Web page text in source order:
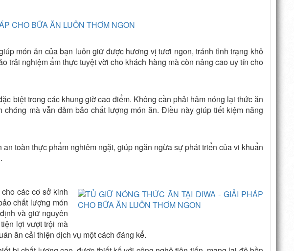
món ăn của bạn luôn giữ được hương vị tươi ngon, tránh tình trạng khô
trải nghiệm ẩm thực tuyệt vời cho khách hàng mà còn nâng cao uy tín cho
biệt trong các khung giờ cao điểm. Không cần phải hâm nóng lại thức ăn
mà vẫn đảm bảo chất lượng món ăn. Điều này giúp tiết kiệm năng
toàn thực phẩm nghiêm ngặt, giúp ngăn ngừa sự phát triển của vi khuẩn
các cơ sở kinh
chất lượng món
và giữ nguyên
lợi vượt trội mà
ăn cải thiện dịch vụ một cách đáng kể.